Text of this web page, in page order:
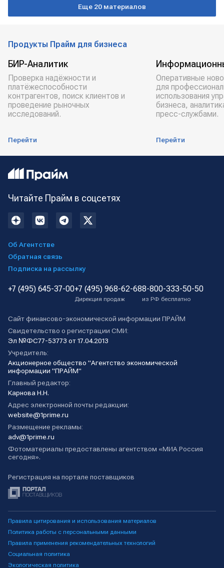
Еще 20 материалов
Продукты Прайм для бизнеса
БИР-Аналитик
Проверка надёжности и
платёжеспособности
контрагентов, поиск клиентов и
проведение рыночных
исследований.
Перейти
Оперативные
для
использования
бизнеса,
пресс-службами.
Перейти
Читайте Прайм в соцсетях
Об Агентстве
Обратная связь
Подписка на рассылку
+7 (495) 645-37-00+7 (495) 968-62-68
Дирекция продаж
8-800-333-50-50
из РФ бесплатно
Сайт финансово-экономической информации ПРАЙМ
Свидетельство о регистрации СМИ:
Эл №ФС77-53773 от 17.04.2013
Учредитель:
Акционерное общество "Агентство экономической
информации "ПРАЙМ"
Главный редактор:
Карнова Н.Н.
Адрес электронной почты редакции:
website@1prime.ru
Размещение рекламы:
adv@1prime.ru
Фотоматериалы предоставлены агентством «МИА Россия
сегодня».
Регистрация на портале поставщиков
Правила цитирования и использования материалов
Политика работы с персональными данными
Правила применения рекомендательных технологий
Социальная политика
Экологическая политика